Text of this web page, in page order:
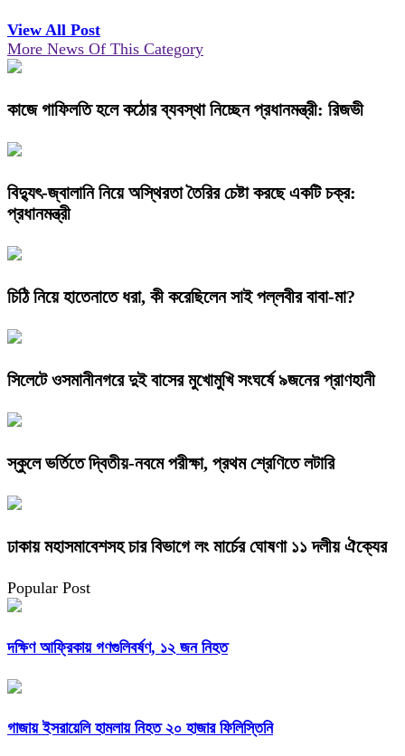
View All Post
More News Of This Category
কাজে গাফিলতি হলে কঠোর ব্যবস্থা নিচ্ছেন প্রধানমন্ত্রী: রিজভী
বিদ্যুৎ-জ্বালানি নিয়ে অস্থিরতা তৈরির চেষ্টা করছে একটি চক্র:
প্রধানমন্ত্রী
চিঠি নিয়ে হাতেনাতে ধরা, কী করেছিলেন সাই পল্লবীর বাবা-মা?
সিলেটে ওসমানীনগরে দুই বাসের মুখোমুখি সংঘর্ষে ৯জনের প্রাণহানী
স্কুলে ভর্তিতে দ্বিতীয়-নবমে পরীক্ষা, প্রথম শ্রেণিতে লটারি
ঢাকায় মহাসমাবেশসহ চার বিভাগে লং মার্চের ঘোষণা ১১ দলীয় ঐক্যের
Popular Post
দক্ষিণ আফ্রিকায় গণগুলিবর্ষণ, ১২ জন নিহত
গাজায় ইসরায়েলি হামলায় নিহত ২০ হাজার ফিলিস্তিনি